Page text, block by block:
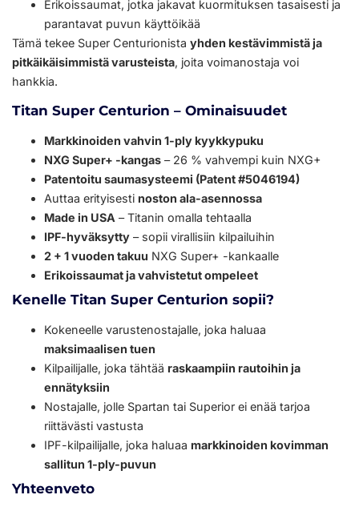
Erikoissaumat, jotka jakavat kuormituksen tasaisesti ja
parantavat puvun käyttöikää
Tämä tekee Super Centurionista yhden kestävimmistä ja
pitkäikäisimmistä varusteista, joita voimanostaja voi
hankkia.
Titan Super Centurion – Ominaisuudet
Markkinoiden vahvin 1-ply kyykkypuku
NXG Super+ -kangas – 26 % vahvempi kuin NXG+
Patentoitu saumasysteemi (Patent #5046194)
Auttaa erityisesti noston ala-asennossa
Made in USA – Titanin omalla tehtaalla
IPF-hyväksytty – sopii virallisiin kilpailuihin
2 + 1 vuoden takuu NXG Super+ -kankaalle
Erikoissaumat ja vahvistetut ompeleet
Kenelle Titan Super Centurion sopii?
Kokeneelle varustenostajalle, joka haluaa
maksimaalisen tuen
Kilpailijalle, joka tähtää raskaampiin rautoihin ja
ennätyksiin
Nostajalle, jolle Spartan tai Superior ei enää tarjoa
riittävästi vastusta
IPF-kilpailijalle, joka haluaa markkinoiden kovimman
sallitun 1-ply-puvun
Yhteenveto